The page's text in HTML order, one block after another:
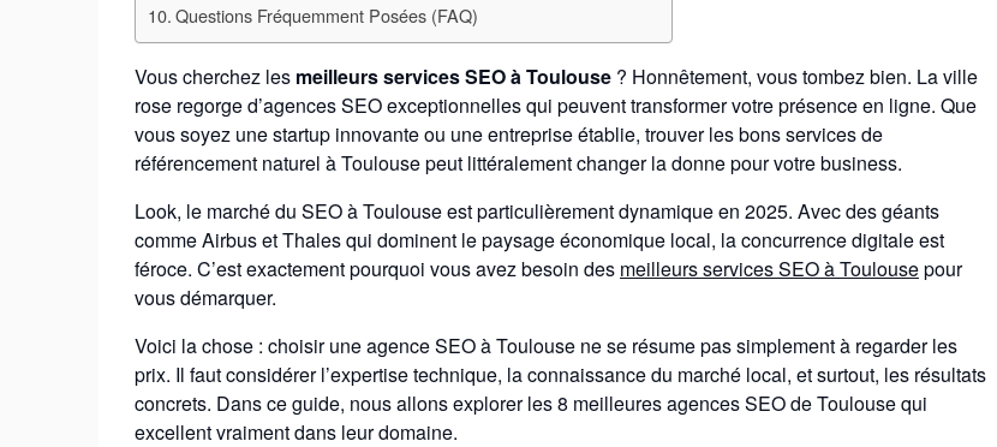
Questions Fréquemment Posées (FAQ)
Vous cherchez les meilleurs services SEO à Toulouse ? Honnêtement, vous tombez bien. La ville
rose regorge d’agences SEO exceptionnelles qui peuvent transformer votre présence en ligne. Que
vous soyez une startup innovante ou une entreprise établie, trouver les bons services de
référencement naturel à Toulouse peut littéralement changer la donne pour votre business.
Look, le marché du SEO à Toulouse est particulièrement dynamique en 2025. Avec des géants
comme Airbus et Thales qui dominent le paysage économique local, la concurrence digitale est
féroce. C’est exactement pourquoi vous avez besoin des meilleurs services SEO à Toulousepour
vous démarquer.
Voici la chose : choisir une agence SEO à Toulouse ne se résume pas simplement à regarder les
prix. Il faut considérer l’expertise technique, la connaissance du marché local, et surtout, les résultats
concrets. Dans ce guide, nous allons explorer les 8 meilleures agences SEO de Toulouse qui
excellent vraiment dans leur domaine.